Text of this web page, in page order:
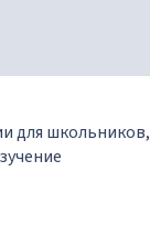
для школьников,